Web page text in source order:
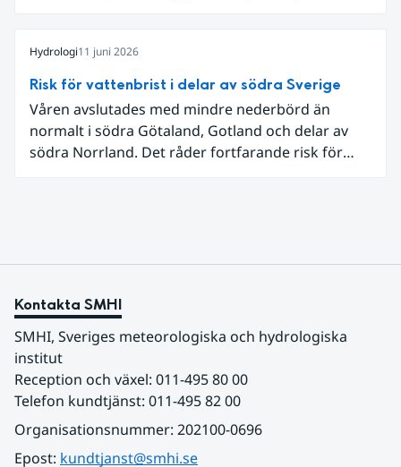
Östergötlands, Stockholms och Uppsala län.
Totalt omfattas 11 län, säger Hugo Rudebeck,
vakthavande hydrolog på SMHI.
Hydrologi11 juni 2026
Risk för vattenbrist i delar av södra Sverige
Våren avslutades med mindre nederbörd än
normalt i södra Götaland, Gotland och delar av
södra Norrland. Det råder fortfarande risk för
över lång tid för att återställa balansen.
Kontakta SMHI
SMHI, Sveriges meteorologiska och hydrologiska
institut
Reception och växel: 011-495 80 00
Telefon kundtjänst: 011-495 82 00
Organisationsnummer: 202100-0696
Epost: kundtjanst@smhi.se